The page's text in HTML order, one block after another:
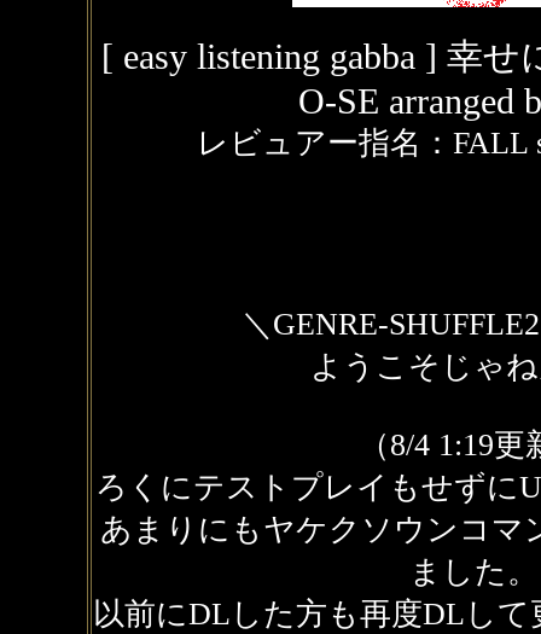
[ easy listening gabba ] 幸
O-SE arranged
レビュアー指名：FALL
＼GENRE-
ようこそじゃ
（8/4 1:19更
ろくにテストプレイもせずに
あまりにもヤケクソウンコマ
ました。
以前にDLした方も再度DLし